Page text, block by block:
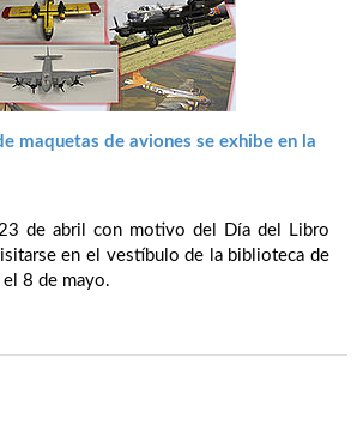
maquetas de aviones se exhibe en la
de abril con motivo del Día del Libro
en el vestíbulo de la biblioteca de
el 8 de mayo.